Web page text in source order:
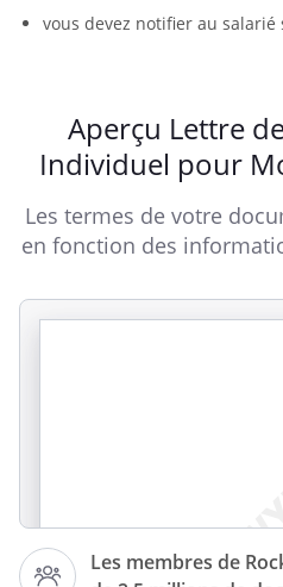
vous devez notifier au salarié
Aperçu Lettre
Individuel pour
Les termes de votre
en fonction des
Les membres de